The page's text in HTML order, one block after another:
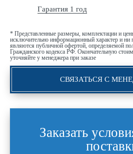
Гарантия 1 год
* Представленные размеры, комплектации и
исключительно информационный характер и ни
являются публичной офертой, определяемой
Гражданского кодекса РФ. Окончательную
уточняйте у менеджера при заказе
СВЯЗАТЬСЯ С
Заказать